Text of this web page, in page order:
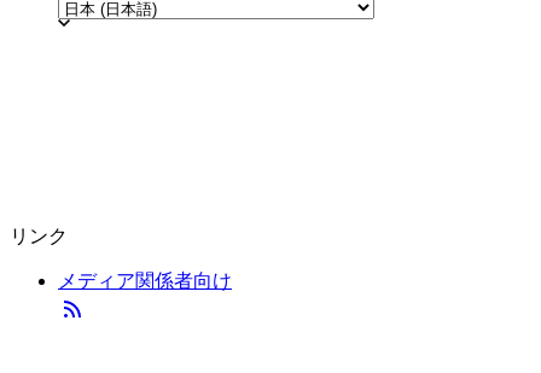
リンク
メディア関係者向け